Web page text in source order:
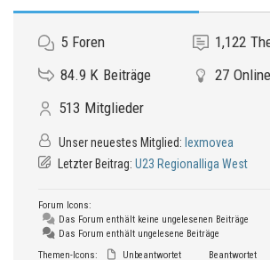
5 Foren 1,122
84.9 K Beiträge 27 Online
513 Mitglieder
Unser neuestes Mitglied: lexmovea
Letzter Beitrag: U23 Regionalliga West
Forum Icons:
Das Forum enthält keine ungelesenen Beiträge
Das Forum enthält ungelesene Beiträge
Themen-Icons:
Unbeantwortet Beantwortet